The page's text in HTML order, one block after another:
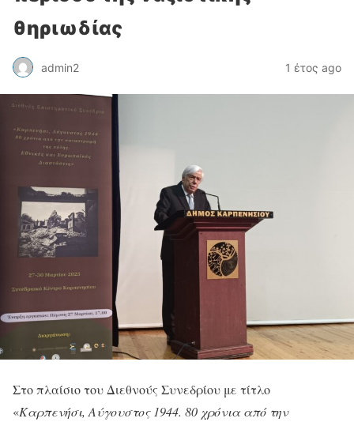
θηριωδίας
admin2 1 έτος ago
Στο πλαίσιο του Διεθνούς Συνεδρίου με τίτλο
«Καρπενήσι, Αύγουστος 1944. 80 χρόνια από την